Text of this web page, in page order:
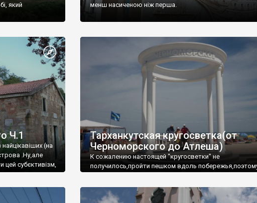
який
менш насиченою ніж перша.
Ч.1
(на
.Ну,але
цей субєктивізм,
Тарханкутская кругосветка(от
Черноморского до Атлеша)
К сожалению настоящей "кругосветки" не
получилось,пройти пешком вдоль